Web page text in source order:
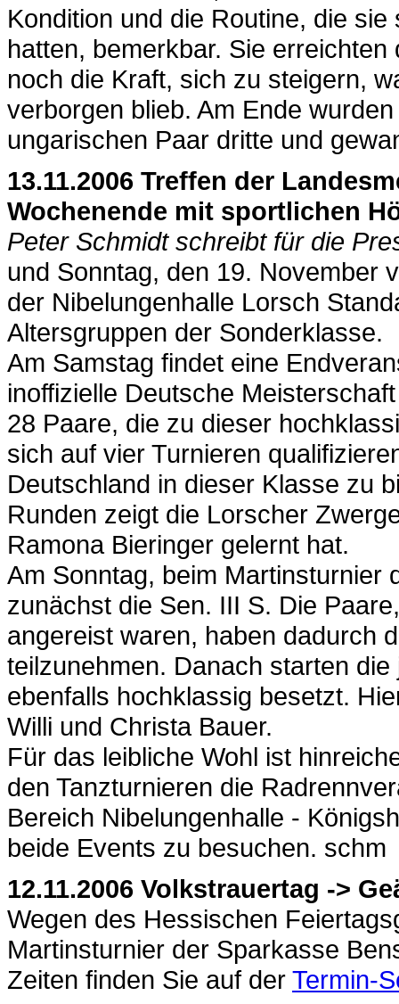
Kondition und die Routine, die
hatten, bemerkbar. Sie
noch die Kraft, sich zu steigern,
verborgen blieb. Am Ende
ungarischen Paar dritte und
13.11.2006 Treffen der
Wochenende mit sportlichen
Peter Schmidt schreibt für die
und Sonntag, den 19. November
der Nibelungenhalle Lorsch
Altersgruppen der Sonderklasse.
Am Samstag findet eine
inoffizielle Deutsche
28 Paare, die zu dieser
sich auf vier Turnieren
Deutschland in dieser Klasse zu
Runden zeigt die Lorscher
Ramona Bieringer gelernt hat.
Am Sonntag, beim Martinsturnier
zunächst die Sen. III S. Die
angereist waren, haben dadurch
teilzunehmen. Danach starten
ebenfalls hochklassig besetzt.
Willi und Christa Bauer.
Für das leibliche Wohl ist
den Tanzturnieren die
Bereich Nibelungenhalle -
beide Events zu besuchen. schm
12.11.2006 Volkstrauertag ->
Wegen des Hessischen
Martinsturnier der Sparkasse
Zeiten finden Sie auf der Termin-